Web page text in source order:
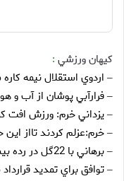
کيهان ورزشي :
– اردوي استقلال نيمه كاره
– فرارآبي پوشان از آب و
– يزداني خرم: ورزش افت
– خرم:عزلم كردند تااز اين
– برهاني با 22گل در رده بيست و پنجم
– توافق براي تمديد